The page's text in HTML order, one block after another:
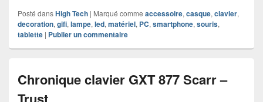
Posté dansHigh Tech | Marqué comme accessoire, casque, clavier,
decoration, gifi, lampe, led, matériel, PC, smartphone, souris,
tablette | Publier un commentaire
Chronique clavier GXT 877 Scarr –